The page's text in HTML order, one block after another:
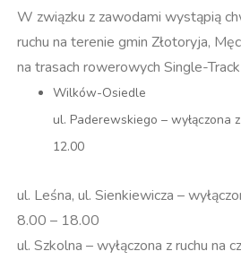
W związku z zawodami wystąpią
ruchu na terenie gmin Złotoryja,
na trasach rowerowych Single-
Wilków-Osiedle
ul. Paderewskiego – wyłączona
12.00
ul. Leśna, ul. Sienkiewicza –
8.00 – 18.00
ul. Szkolna – wyłączona z ruchu na